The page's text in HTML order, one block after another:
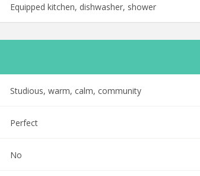
Equipped kitchen, dishwasher, shower
Studious, warm, calm, community
Perfect
No